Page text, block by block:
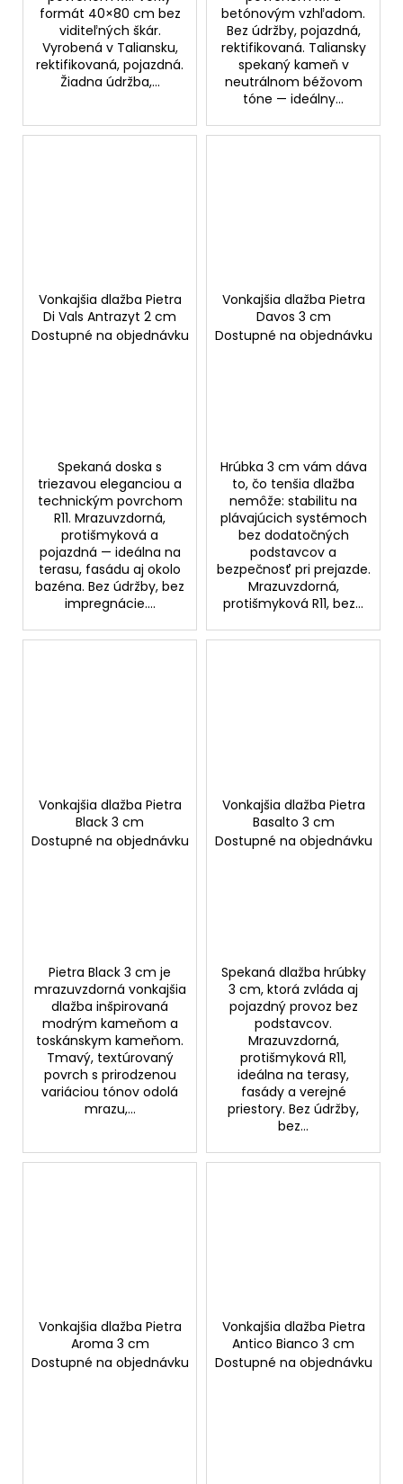
formát 40×80 cm bez
viditeľných škár.
Vyrobená v Taliansku,
rektifikovaná, pojazdná.
Žiadna údržba,...
betónovým vzhľadom.
Bez údržby, pojazdná,
rektifikovaná. Taliansky
spekaný kameň v
neutrálnom béžovom
tóne — ideálny...
Vonkajšia dlažba Pietra
Di Vals Antrazyt 2 cm
Dostupné na objednávku
Spekaná doska s
triezavou eleganciou a
technickým povrchom
R11. Mrazuvzdorná,
protišmyková a
pojazdná — ideálna na
terasu, fasádu aj okolo
bazéna. Bez údržby, bez
impregnácie....
Vonkajšia dlažba Pietra
Davos 3 cm
Dostupné na objednávku
Hrúbka 3 cm vám dáva
to, čo tenšia dlažba
nemôže: stabilitu na
plávajúcich systémoch
bez dodatočných
podstavcov a
bezpečnosť pri prejazde.
Mrazuvzdorná,
protišmyková R11, bez...
Vonkajšia dlažba Pietra
Black 3 cm
Dostupné na objednávku
Pietra Black 3 cm je
mrazuvzdorná vonkajšia
dlažba inšpirovaná
modrým kameňom a
toskánskym kameňom.
Tmavý, textúrovaný
povrch s prirodzenou
variáciou tónov odolá
mrazu,...
Vonkajšia dlažba Pietra
Basalto 3 cm
Dostupné na objednávku
Spekaná dlažba hrúbky
3 cm, ktorá zvláda aj
pojazdný provoz bez
podstavcov.
Mrazuvzdorná,
protišmyková R11,
ideálna na terasy,
fasády a verejné
priestory. Bez údržby,
bez...
Vonkajšia dlažba Pietra
Aroma 3 cm
Dostupné na objednávku
Vonkajšia dlažba Pietra
Antico Bianco 3 cm
Dostupné na objednávku